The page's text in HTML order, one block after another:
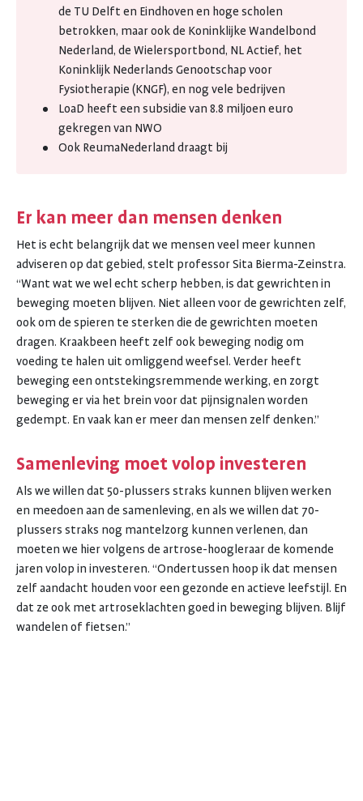
de TU Delft en Eindhoven en hoge scholen
betrokken, maar ook de Koninklijke Wandelbond
Nederland, de Wielersportbond, NL Actief, het
Koninklijk Nederlands Genootschap voor
Fysiotherapie (KNGF), en nog vele bedrijven
LoaD heeft een subsidie van 8.8 miljoen euro
gekregen van NWO
Ook ReumaNederland draagt bij
Er kan meer dan mensen denken
Het is echt belangrijk dat we mensen veel meer kunnen
adviseren op dat gebied, stelt professor Sita Bierma-Zeinstra.
“Want wat we wel echt scherp hebben, is dat gewrichten in
beweging moeten blijven. Niet alleen voor de gewrichten zelf,
ook om de spieren te sterken die de gewrichten moeten
dragen. Kraakbeen heeft zelf ook beweging nodig om
voeding te halen uit omliggend weefsel. Verder heeft
beweging een ontstekingsremmende werking, en zorgt
beweging er via het brein voor dat pijnsignalen worden
gedempt. En vaak kan er meer dan mensen zelf denken.”
Samenleving moet volop investeren
Als we willen dat 50-plussers straks kunnen blijven werken
en meedoen aan de samenleving, en als we willen dat 70-
plussers straks nog mantelzorg kunnen verlenen, dan
moeten we hier volgens de artrose-hoogleraar de komende
jaren volop in investeren. “Ondertussen hoop ik dat mensen
zelf aandacht houden voor een gezonde en actieve leefstijl. En
dat ze ook met artroseklachten goed in beweging blijven. Blijf
wandelen of fietsen.”